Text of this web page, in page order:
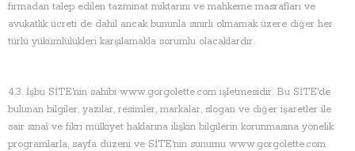
firmadan talep edilen tazminat miktarını ve mahkeme masrafları ve
avukatlık ücreti de dahil ancak bununla sınırlı olmamak üzere diğer her
türlü yükümlülükleri karşılamakla sorumlu olacaklardır.
4.3. İşbu SİTE'nin sahibi www.gorgolette.com işletmesidir. Bu SİTE'de
bulunan bilgiler, yazılar, resimler, markalar, slogan ve diğer işaretler ile
sair sınaî ve fikri mülkiyet haklarına ilişkin bilgilerin korunmasına yönelik
programlarla, sayfa düzeni ve SİTE'nin sunumu www.gorgolette.com